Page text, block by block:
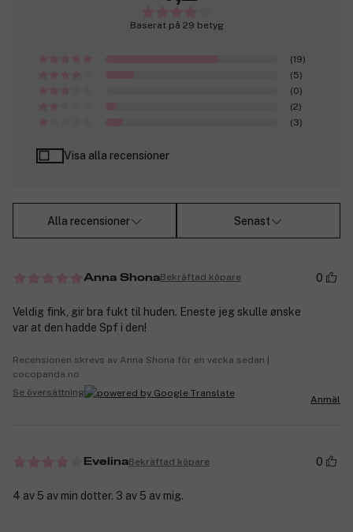
Baserat på 29 betyg
(19)
(5)
(0)
(2)
(3)
Visa alla recensioner
Alla recensioner Senast
Anna ShonaBekräftad köpare 0
Veldig fink, gir bra fukt til huden. Eneste jeg skulle ønske
var at den hadde Spf i den!
Recensionen skrevs av Anna Shona för en vecka sedan |
cocopanda.no
Se översättning
Anmäl
EvelinaBekräftad köpare 0
4 av 5 av min dotter. 3 av 5 av mig.